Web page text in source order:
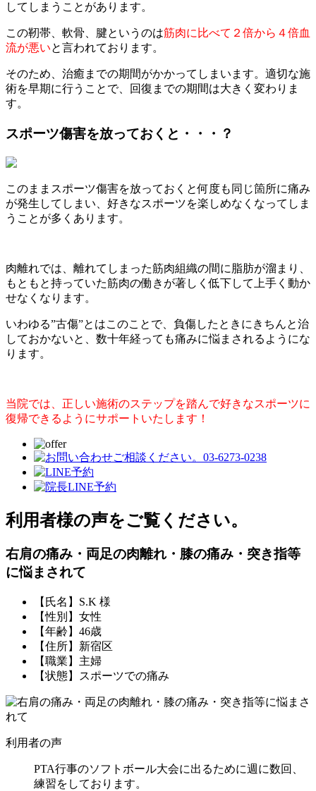
してしまうことがあります。
この靭帯、軟骨、腱というのは筋肉に比べて２倍から４倍血
流が悪いと言われております。
そのため、治癒までの期間がかかってしまいます。適切な施
術を早期に行うことで、回復までの期間は大きく変わりま
す。
スポーツ傷害を放っておくと・・・？
このままスポーツ傷害を放っておくと何度も同じ箇所に痛み
が発生してしまい、好きなスポーツを楽しめなくなってしま
うことが多くあります。
肉離れでは、離れてしまった筋肉組織の間に脂肪が溜まり、
もともと持っていた筋肉の働きが著しく低下して上手く動か
せなくなります。
いわゆる”古傷”とはこのことで、負傷したときにきちんと治
しておかないと、数十年経っても痛みに悩まされるようにな
ります。
当院では、正しい施術のステップを踏んで好きなスポーツに
復帰できるようにサポートいたします！
利用者様の声をご覧ください。
右肩の痛み・両足の肉離れ・膝の痛み・突き指等
に悩まされて
【氏名】S.K 様
【性別】女性
【年齢】46歳
【住所】新宿区
【職業】主婦
【状態】スポーツでの痛み
利用者の声
PTA行事のソフトボール大会に出るために週に数回、
練習をしております。